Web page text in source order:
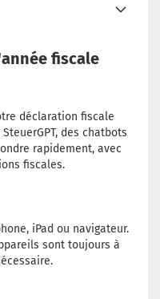
fiscale
déclaration fiscale
des chatbots
rapidement, avec
fiscales.
iPad ou navigateur.
sont toujours à